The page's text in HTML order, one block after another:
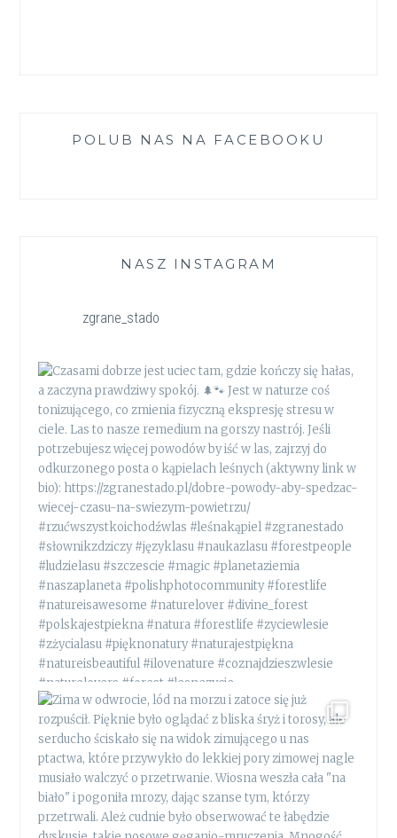
POLUB NAS NA FACEBOOKU
NASZ INSTAGRAM
zgrane_stado